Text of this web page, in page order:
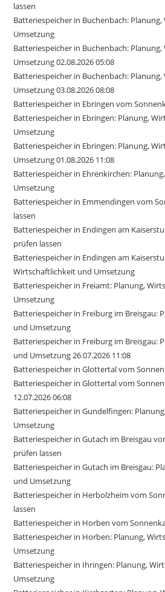
lassen
Batteriespeicher in Buchenbach:
Umsetzung
Batteriespeicher in Buchenbach:
Umsetzung 02.08.2026 05:08
Batteriespeicher in Buchenbach:
Umsetzung 03.08.2026 08:08
Batteriespeicher in Ebringen vom
Batteriespeicher in Ebringen: Planung,
Umsetzung
Batteriespeicher in Ebringen: Planung,
Umsetzung 01.08.2026 11:08
Batteriespeicher in Ehrenkirchen:
Umsetzung
Batteriespeicher in Emmendingen vom
lassen
Batteriespeicher in Endingen am
prüfen lassen
Batteriespeicher in Endingen am
Wirtschaftlichkeit und Umsetzung
Batteriespeicher in Freiamt: Planung,
Umsetzung
Batteriespeicher in Freiburg im Breisgau:
und Umsetzung
Batteriespeicher in Freiburg im Breisgau:
und Umsetzung 26.07.2026 11:08
Batteriespeicher in Glottertal vom
Batteriespeicher in Glottertal vom
12.07.2026 06:08
Batteriespeicher in Gundelfingen:
Umsetzung
Batteriespeicher in Gutach im Breisgau
prüfen lassen
Batteriespeicher in Gutach im Breisgau:
und Umsetzung
Batteriespeicher in Herbolzheim vom
lassen
Batteriespeicher in Horben vom
Batteriespeicher in Horben: Planung,
Umsetzung
Batteriespeicher in Ihringen: Planung,
Umsetzung